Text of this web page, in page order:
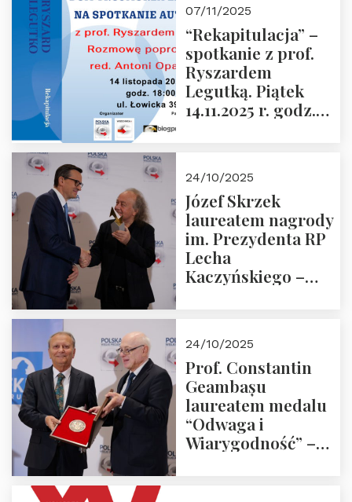
07/11/2025
“Rekapitulacja” –
spotkanie z prof.
Ryszardem
Legutką. Piątek
14.11.2025 r. godz.
24/10/2025
Józef Skrzek
laureatem nagrody
im. Prezydenta RP
Lecha
Kaczyńskiego –
24/10/2025
Prof. Constantin
Geambașu
laureatem medalu
“Odwaga i
Wiarygodność” –